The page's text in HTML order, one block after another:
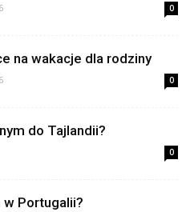
0
na wakacje dla rodziny
0
do Tajlandii?
0
Portugalii?